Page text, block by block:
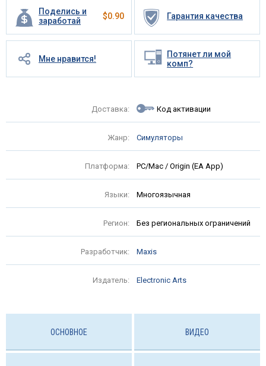
Поделись и
заработай
$0.90 Гарантия качества
Мне нравится!
Потянет ли мой
комп?
Доставка: Код активации
Жанр: Симуляторы
Платформа: PC/Mac / Origin (EA App)
Языки: Многоязычная
Регион: Без региональных ограничений
Разработчик: Maxis
Издатель: Electronic Arts
ОСНОВНОЕ ВИДЕО